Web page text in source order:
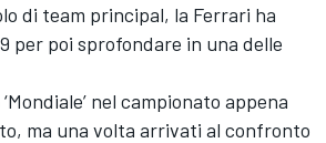
di team principal, la Ferrari ha
per poi sprofondare in una delle
nel campionato appena
ma una volta arrivati al confronto